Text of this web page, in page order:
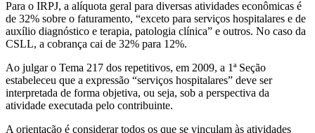
Para o IRPJ, a alíquota geral para diversas atividades econômicas é
de 32% sobre o faturamento, “exceto para serviços hospitalares e de
auxílio diagnóstico e terapia, patologia clínica” e outros. No caso da
CSLL, a cobrança cai de 32% para 12%.
Ao julgar o Tema 217 dos repetitivos, em 2009, a 1ª Seção
estabeleceu que a expressão “serviços hospitalares” deve ser
interpretada de forma objetiva, ou seja, sob a perspectiva da
atividade executada pelo contribuinte.
A orientação é considerar todos os que se vinculam às atividades